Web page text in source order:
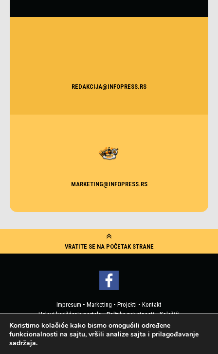
REDAKCIJA@INFOPRESS.RS
MARKETING@INFOPRESS.RS
VRATITE SE NA POČETAK STRANE
Impresum • Marketing • Projekti • Kontakt
Uslovi korišćenja portala•Politika privatnosti•Kolačići
Pristup korisničkim podacima
Koristimo kolačiće kako bismo omogućili određene
funkcionalnosti na sajtu, vršili analize sajta i prilagođavanje
sadržaja.